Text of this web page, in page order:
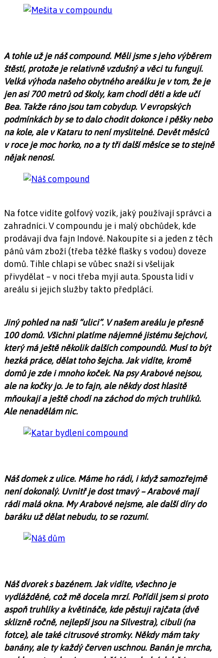
A tohle už je náš compound. Měli jsme s jeho výběrem
štěstí, protože je relativně vzdušný a věci tu fungují.
Velká výhoda našeho obytného areálku je v tom, že je
jen asi 700 metrů od školy, kam chodí děti a kde učí
Bea. Takže ráno jsou tam cobydup. V evropských
podmínkách by se to dalo chodit dokonce i pěšky nebo
na kole, ale v Kataru to není myslitelné. Devět měsíců
v roce je moc horko, no a ty tři další měsíce se to stejně
nějak nenosí.
Na fotce vidíte golfový vozík, jaký používají správci a
zahradníci. V compoundu je i malý obchůdek, kde
prodávají dva fajn Indové. Nakoupíte si a jeden z těch
pánů vám zboží (třeba těžké flašky s vodou) doveze
domů. Tihle chlapi se vůbec snaží si všelijak
přivydělat – v noci třeba myjí auta. Spousta lidí v
areálu si jejich služby takto předplácí.
Jiný pohled na naši “ulici”. V našem areálu je přesně
100 domů. Všichni platíme nájemné jistému šejchovi,
který má ještě několik dalších compoundů. Musí to být
hezká práce, dělat toho šejcha. Jak vidíte, kromě
domů je zde i mnoho koček. Na psy Arabové nejsou,
ale na kočky jo. Je to fajn, ale někdy dost hlasitě
mňoukají a ještě chodí na záchod do mých truhlíků.
Ale nenadělám nic.
Náš domek z ulice. Máme ho rádi, i když samozřejmě
není dokonalý. Uvnitř je dost tmavý – Arabové mají
rádi malá okna. My Arabové nejsme, ale další díry do
baráku už dělat nebudu, to se rozumí.
Náš dvorek s bazénem. Jak vidíte, všechno je
vydlážděné, což mě docela mrzí. Pořídil jsem si proto
aspoň truhlíky a květináče, kde pěstuji rajčata (dvě
sklizně ročně, nejlepší jsou na Silvestra), cibuli (na
fotce), ale také citrusové stromky. Někdy mám taky
banány, ale ty každý červen uschnou. Banán je mrcha,